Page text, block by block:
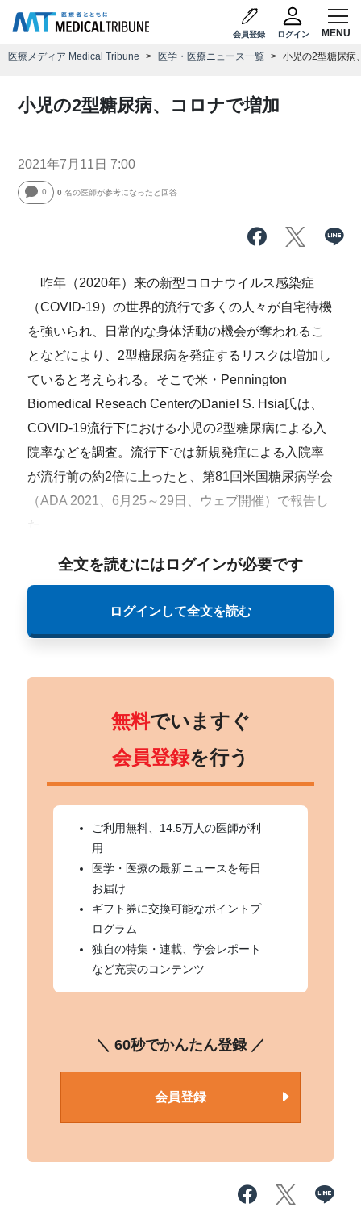
会員登録 ログイン
医療メディア Medical Tribune 医学・医療ニュース一覧 小児の2型糖尿病
小児の2型糖尿病、コロナで増加
2021年7月11日 7:00
0 0 名の医師が参考になったと回答
昨年（2020年）来の新型コロナウイルス感染症
（COVID-19）の世界的流行で多くの人々が自宅待機
を強いられ、日常的な身体活動の機会が奪われるこ
となどにより、2型糖尿病を発症するリスクは増加し
ていると考えられる。そこで米・Pennington
Biomedical Reseach CenterのDaniel S. Hsia氏は、
COVID-19流行下における小児の2型糖尿病による入
院率などを調査。流行下では新規発症による入院率
が流行前の約2倍に上ったと、第81回米国糖尿病学会
（ADA 2021、6月25～29日、ウェブ開催）で報告し
た。
全文を読むにはログインが必要です
ログインして全文を読む
無料でいますぐ
会員登録を行う
ご利用無料、14.5万人の医師が利
用
医学・医療の最新ニュースを毎日
お届け
ギフト券に交換可能なポイントプ
ログラム
独自の特集・連載、学会レポート
など充実のコンテンツ
＼ 60秒でかんたん登録 ／
会員登録